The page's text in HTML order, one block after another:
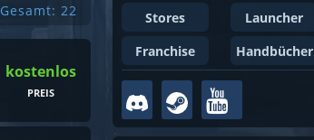
Gesamt: 22
kostenlos
PREIS
Stores
Launcher
Franchise
Handbücher